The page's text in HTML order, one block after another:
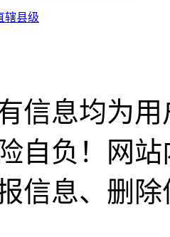
辖县级
信息均为
自负！网
信息、删